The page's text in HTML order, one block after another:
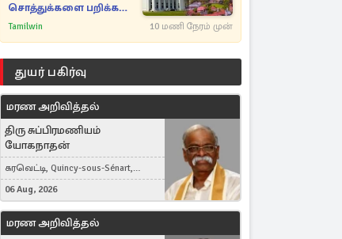
சொத்துக்களை பறிக்க
நடவடிக்கை
Tamilwin 10 மணி நேரம் முன்
துயர் பகிர்வு
மரண அறிவித்தல்
திரு சுப்பிரமணியம்
யோகநாதன்
கரவெட்டி, Quincy-sous-Sénart,
France
06 Aug, 2026
மரண அறிவித்தல்